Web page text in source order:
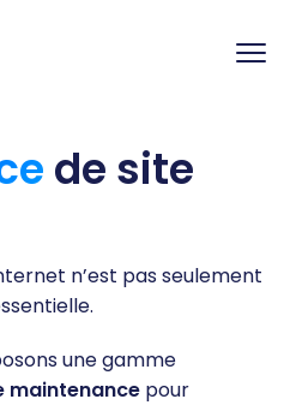
de site
n’est pas seulement
une gamme
maintenance pour